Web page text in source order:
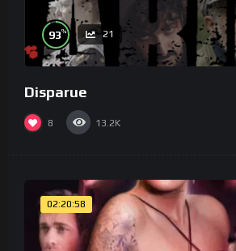
93% 21
Disparue
8 13.2K
02:20:58